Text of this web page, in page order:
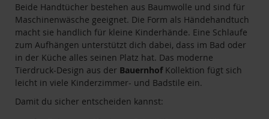
Beide Handtücher bestehen aus Baumwolle und sind für
Maschinenwäsche geeignet. Die Form als Händehandtuch
macht sie handlich für kleine Kinderhände. Eine Schlaufe
zum Aufhängen unterstützt dich dabei, dass im Bad oder
in der Küche alles seinen Platz hat. Das moderne
Tierdruck-Design aus der BauernhofKollektion fügt sich
leicht in viele Kinderzimmer- und Badstile ein.
Damit du sicher entscheiden kannst: